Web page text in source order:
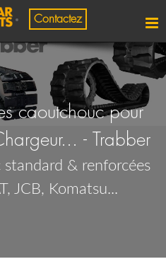
Contactez
caoutchouc pour
- Trabber
& renforcées
JCB, Komatsu...